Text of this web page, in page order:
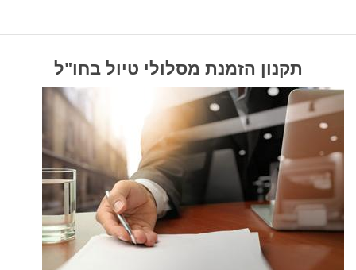
תקנון הזמנת מסלולי טיול בחו"ל